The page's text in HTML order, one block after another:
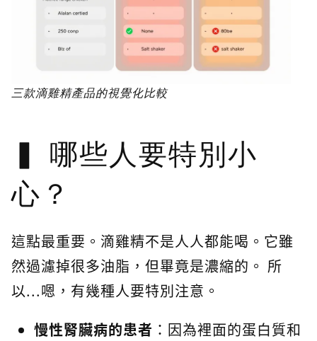
三款滴雞精產品的視覺化比較
哪些人要特別小
心？
這點最重要。滴雞精不是人人都能喝。它雖
然過濾掉很多油脂，但畢竟是濃縮的。 所
以...嗯，有幾種人要特別注意。
慢性腎臟病的患者 ：因為裡面的蛋白質和